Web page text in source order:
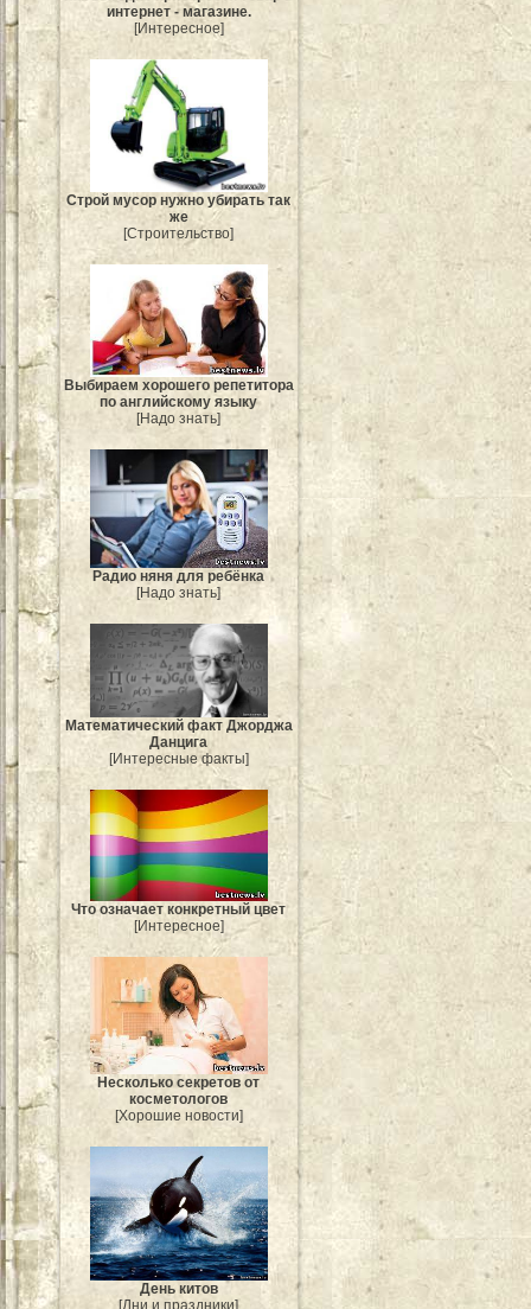
интернет - магазине.
[Интересное]
Строй мусор нужно убирать так
же
[Строительство]
Выбираем хорошего репетитора
по английскому языку
[Надо знать]
Радио няня для ребёнка
[Надо знать]
Mатематический факт Джорджа
Данцига
[Интересные факты]
Что означает конкретный цвет
[Интересное]
Несколько секретов от
косметологов
[Хорошие новости]
День китов
[Дни и праздники]